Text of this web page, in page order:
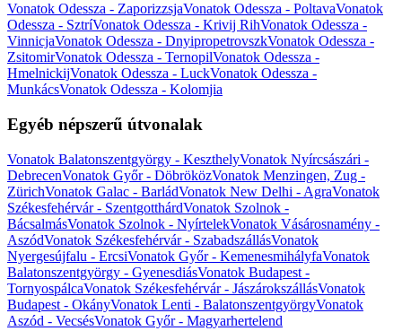
Vonatok Odessza - ZaporizzsjaVonatok Odessza - PoltavaVonatok
Odessza - SztríVonatok Odessza - Krivij RihVonatok Odessza -
VinnicjaVonatok Odessza - DnyipropetrovszkVonatok Odessza -
ZsitomirVonatok Odessza - TernopilVonatok Odessza -
HmelnickijVonatok Odessza - LuckVonatok Odessza -
MunkácsVonatok Odessza - Kolomjia
Egyéb népszerű útvonalak
Vonatok Balatonszentgyörgy - KeszthelyVonatok Nyírcsászári -
DebrecenVonatok Győr - DöbröközVonatok Menzingen, Zug -
ZürichVonatok Galac - BarládVonatok New Delhi - AgraVonatok
Székesfehérvár - SzentgotthárdVonatok Szolnok -
BácsalmásVonatok Szolnok - NyírtelekVonatok Vásárosnamény -
AszódVonatok Székesfehérvár - SzabadszállásVonatok
Nyergesújfalu - ErcsiVonatok Győr - KemenesmihályfaVonatok
Balatonszentgyörgy - GyenesdiásVonatok Budapest -
TornyospálcaVonatok Székesfehérvár - JászárokszállásVonatok
Budapest - OkányVonatok Lenti - BalatonszentgyörgyVonatok
Aszód - VecsésVonatok Győr - Magyarhertelend